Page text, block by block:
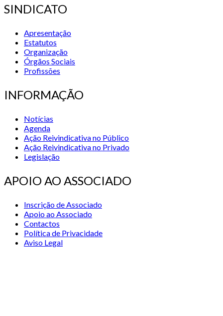
SINDICATO
Apresentação
Estatutos
Organização
Órgãos Sociais
Profissões
INFORMAÇÃO
Notícias
Agenda
Ação Reivindicativa no Público
Ação Reivindicativa no Privado
Legislação
APOIO AO ASSOCIADO
Inscrição de Associado
Apoio ao Associado
Contactos
Política de Privacidade
Aviso Legal